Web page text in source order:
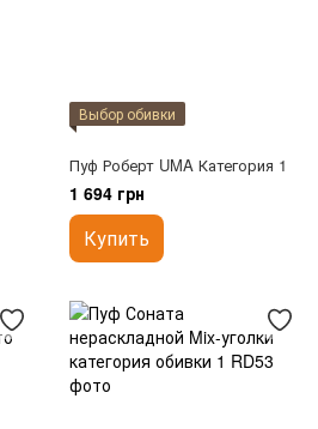
Выбор обивки
Пуф Роберт UMA Категория 1
1 694 грн
Купить